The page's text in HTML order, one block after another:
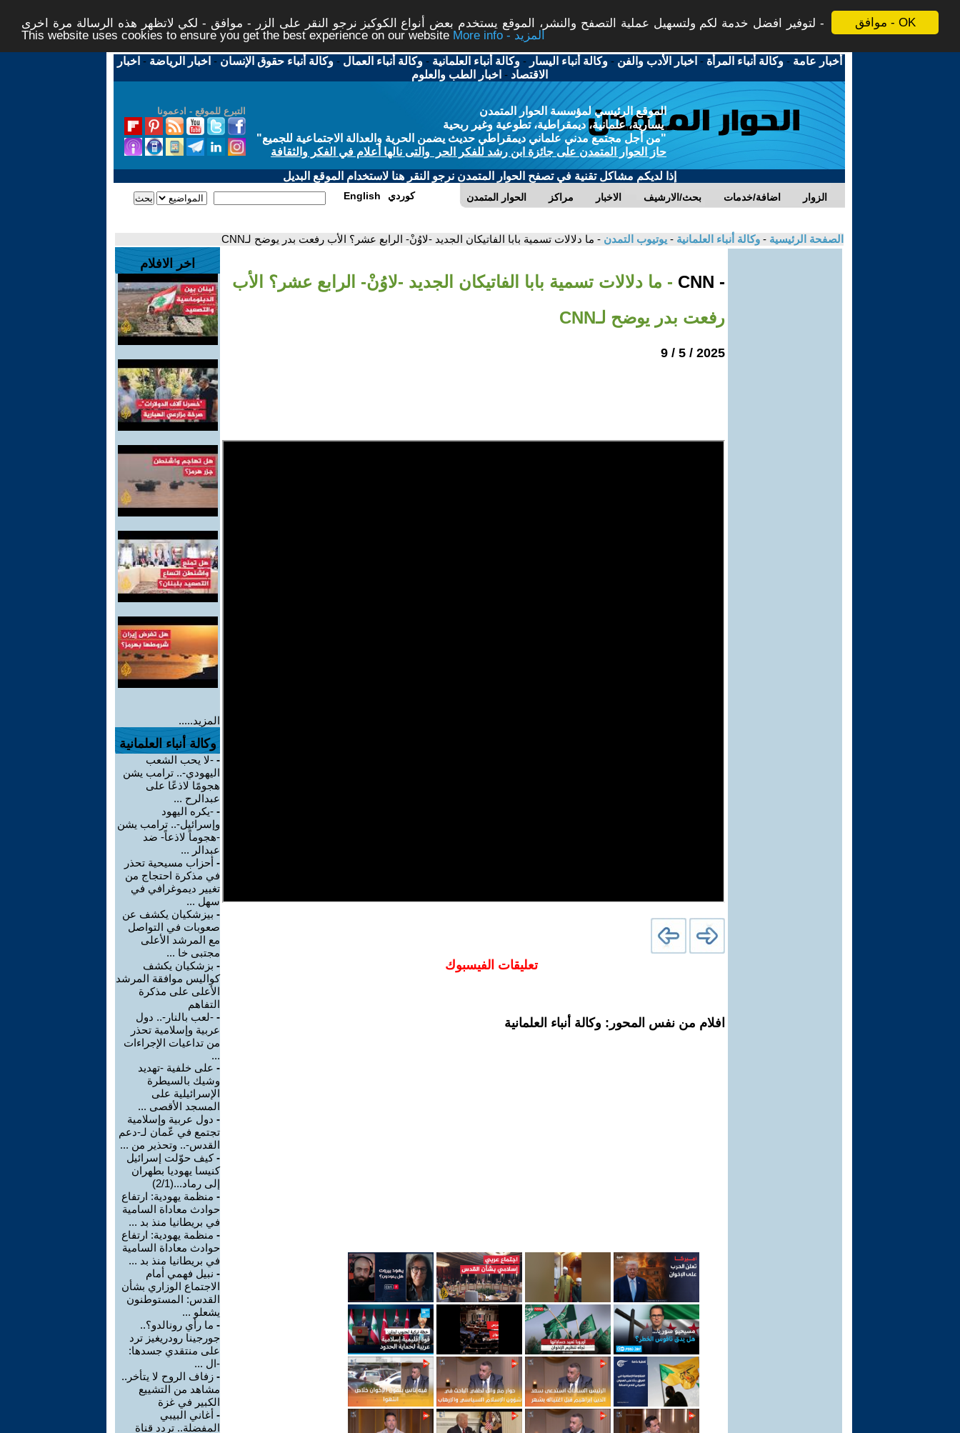
موافق - OK
لتوفير افضل خدمة لكم ولتسهيل عملية التصفح والنشر، الموقع يستخدم بعض أنواع الكوكيز نرجو النقر على الزر - موافق - لكي لاتظهر هذه الرسالة مرة اخرى -
This website uses cookies to ensure you get the best experience on our website
More info - المزيد
أخبار عامة -وكالة أنباء المرأة - اخبار الأدب والفن -وكالة أنباء اليسار -وكالة أنباء العلمانية -وكالة أنباء العمال -وكالة أنباء حقوق الإنسان - اخبار الرياضة - اخبار
الاقتصاد - اخبار الطب والعلوم
التبرع للموقع - ادعمونا
الموقع الرئيسي لمؤسسة الحوار المتمدن
يسارية، علمانية، ديمقراطية، تطوعية وغير ربحية
"من أجل مجتمع مدني علماني ديمقراطي حديث يضمن الحرية والعدالة الاجتماعية للجميع"
حاز الحوار المتمدن على جائزة ابن رشد للفكر الحر والتى نالها أعلام في الفكر والثقافة
إذا لديكم مشاكل تقنية في تصفح الحوار المتمدن نرجو النقر هنا لاستخدام الموقع البديل
الحوار المتمدن مراكز الاخبار بحث/الارشيف اضافة/خدمات الزوار English كوردي
الصفحة الرئيسية - وكالة أنباء العلمانية - يوتيوب التمدن - ما دلالات تسمية بابا الفاتيكان الجديد -لاوُنْ- الرابع عشر؟ الأب رفعت بدر يوضح لـCNN
- CNN
- ما دلالات تسمية بابا الفاتيكان الجديد -لاوُنْ- الرابع عشر؟ الأب
رفعت بدر يوضح لـCNN
2025 / 5 / 9
تعليقات الفيسبوك
افلام من نفس المحور: وكالة أنباء العلمانية
اخر الافلام
المزيد.....
وكالة أنباء العلمانية
- -لا يحب الشعب
اليهودي-.. ترامب يشن
هجومًا لاذعًا على
عبدالرح ...
- -يكره اليهود
وإسرائيل-.. ترامب يشن
-هجوماً لاذعاً- ضد
عبدالر ...
- أحزاب مسيحية تحذر
في مذكرة احتجاج من
تغيير ديموغرافي في
سهل ...
- بيزشكيان يكشف عن
صعوبات في التواصل
مع المرشد الأعلى
مجتبى خا ...
- بزشكيان يكشف
كواليس موافقة المرشد
الأعلى على مذكرة
التفاهم
- -لعب بالنار-.. دول
عربية وإسلامية تحذر
من تداعيات الإجراءات
...
- على خلفية -تهديد
وشيك بالسيطرة
الإسرائيلية على
المسجد الأقصى ...
- دول عربية وإسلامية
تجتمع في عّمان لـ-دعم
القدس-.. وتحذير من ...
-كيف حوّلت إسرائيل
كنيسا يهوديا بطهران
إلى رماد...(2/1)
- منظمة يهودية: ارتفاع
حوادث معاداة السامية
في بريطانيا منذ بد ...
- منظمة يهودية: ارتفاع
حوادث معاداة السامية
في بريطانيا منذ بد ...
- نبيل فهمي أمام
الاجتماع الوزاري بشأن
القدس: المستوطنون
يشعلو ...
- ما رأي رونالدو؟..
جورجينا رودريغيز ترد
على منتقدي جسدها:
-ال ...
- زفاف الروح لا يتأخر..
مشاهد من التشييع
الكبير في غزة
- أغاني البيبي
المفضلة.. تردد قناة